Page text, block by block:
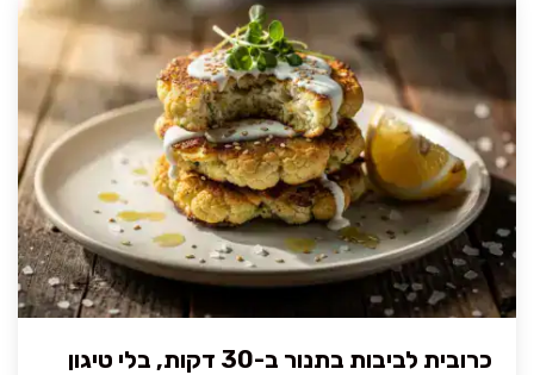
כרובית לביבות בתנור ב-30 דקות, בלי טיגון